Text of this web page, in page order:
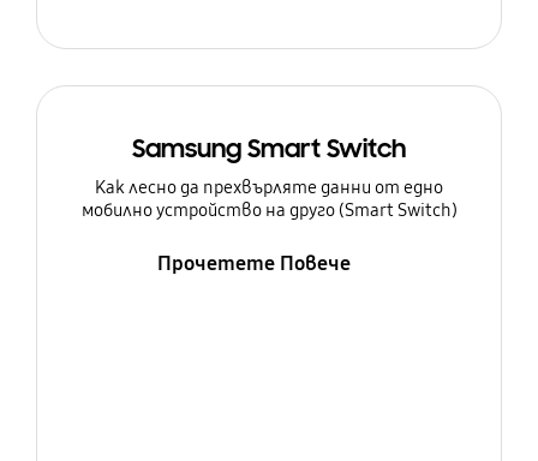
Samsung Smart Switch
Как лесно да прехвърляте данни от едно
мобилно устройство на друго (Smart Switch)
Прочетете Повече